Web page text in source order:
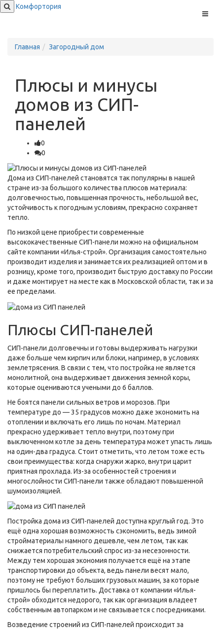
Меню
Комфортория
Главная Загородный дом
Плюсы и минусы
домов из СИП-
панелей
0
0
Дома из СИП-панелей становятся так популярны в нашей
стране из-за большого количества плюсов материала:
долговечностью, повышенная прочность, небольшой вес,
устойчивость к погодным условиям, прекрасно сохраняет
тепло.
По низкой цене приобрести современные
высококачественные СИП-панели можно на официальном
сайте компании «Илья-строй». Организация самостоятельно
производит изделия и занимается их реализацией оптом и в
розницу, кроме того, производит быструю доставку по России
и даже монтирует на месте как в Московской области, так и за
ее пределами.
Плюсы СИП-панелей
СИП-панели долговечны и готовы выдерживать нагрузки
даже больше чем кирпич или блоки, например, в условиях
землетрясения. В связи с тем, что постройка не является
монолитной, она выдерживает движения земной коры,
которые оцениваются учеными до 6 баллов.
Не боятся панели сильных ветров и морозов. При
температуре до — 35 градусов можно даже экономить на
отоплении и включать его лишь по ночам. Материал
прекрасно удерживает тепло внутри, поэтому при
выключенном котле за день температура может упасть лишь
на один-два градуса. Стоит отметить, что летом тоже есть
свои преимущества: когда снаружи жарко, внутри царит
приятная прохлада. Из-за особенностей строения и
многослойности СИП-панели также обладают повышенной
шумоизоляцией.
Постройка дома из СИП-панелей доступна круглый год. Это
ещё одна хорошая возможность сэкономить, ведь зимой
стройматериалы намного дешевле, чем летом, так как
снижается потребительский спрос из-за несезонности.
Между тем хорошая экономия получается ещё на этапе
транспортировки до объекта, ведь панели весят мало,
поэтому не требуют больших грузовых машин, за которые
пришлось бы переплатить. Доставка от компании «Илья-
строй» обходится недорого, так как организация владеет
собственным автопарком и не связывается с посредниками.
Возведение строений из СИП-панелей происходит за